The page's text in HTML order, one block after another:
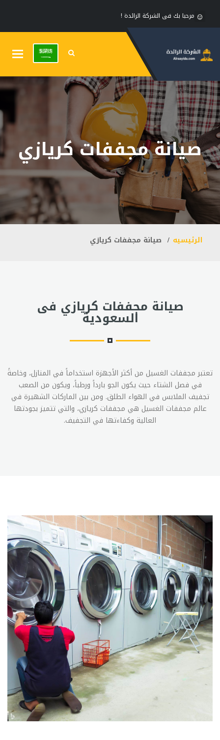
مرحبا بك فى الشركة الرائدة !
صيانة مجففات كريازي
الرئيسيه صيانة مجففات كريازي
صيانة مجففات كريازي فى
السعودية
تعتبر مجففات الغسيل من أكثر الأجهزة استخداماً في المنازل، وخاصةً
في فصل الشتاء حيث يكون الجو بارداً ورطباً، ويكون من الصعب
تجفيف الملابس في الهواء الطلق. ومن بين الماركات الشهيرة في
عالم مجففات الغسيل هي مجففات كريازي، والتي تتميز بجودتها
العالية وكفاءتها في التجفيف.